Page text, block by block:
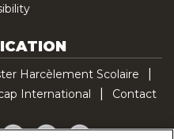
Harcèlement Scolaire
International
Contact
YouTubePinterestTikTok